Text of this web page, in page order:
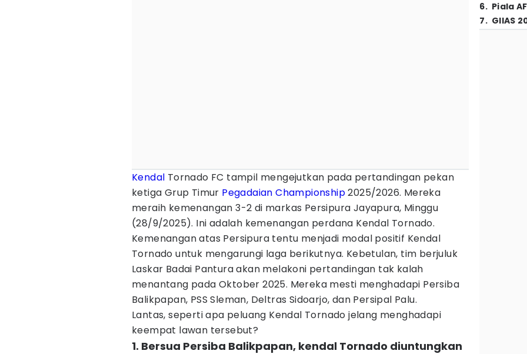
Kendal Tornado FC tampil mengejutkan pada pertandingan pekan
ketiga Grup Timur Pegadaian Championship2025/2026. Mereka
meraih kemenangan 3-2 di markas Persipura Jayapura, Minggu
(28/9/2025). Ini adalah kemenangan perdana Kendal Tornado.
Kemenangan atas Persipura tentu menjadi modal positif Kendal
Tornado untuk mengarungi laga berikutnya. Kebetulan, tim berjuluk
Laskar Badai Pantura akan melakoni pertandingan tak kalah
menantang pada Oktober 2025. Mereka mesti menghadapi Persiba
Balikpapan, PSS Sleman, Deltras Sidoarjo, dan Persipal Palu.
Lantas, seperti apa peluang Kendal Tornado jelang menghadapi
keempat lawan tersebut?
1. Bersua Persiba Balikpapan, kendal Tornado diuntungkan
6. Piala
7. GIIAS